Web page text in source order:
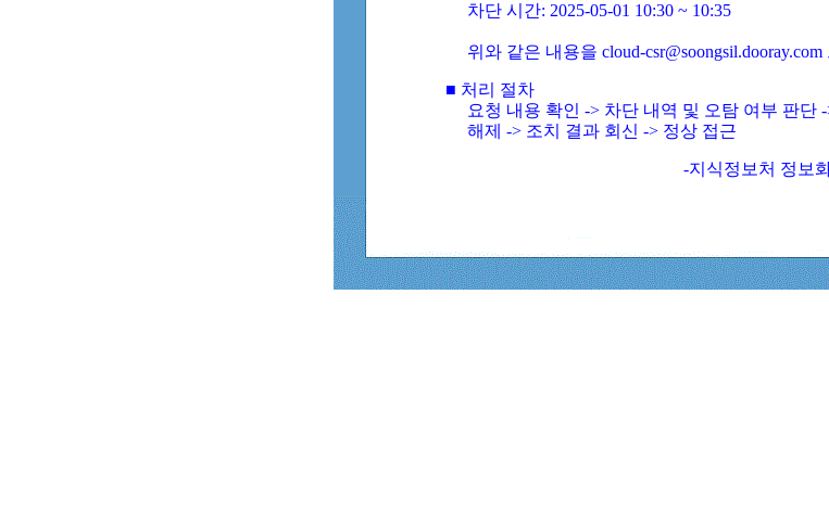
차단 시간: 2025-05-01 10:30 ~ 10:35
위와 같은 내용을 cloud-
■ 처리 절차
요청 내용 확인 -> 차단 내역 및 오탐 여부 판단
해제 -> 조치 결과 회신 -> 정상 접근
-지식정보처 정보